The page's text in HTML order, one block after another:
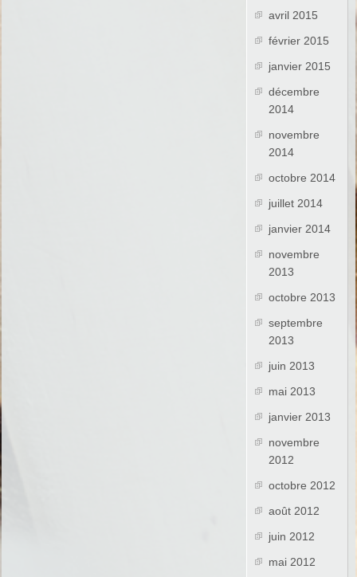
avril 2015
février 2015
janvier 2015
décembre
2014
novembre
2014
octobre 2014
juillet 2014
janvier 2014
novembre
2013
octobre 2013
septembre
2013
juin 2013
mai 2013
janvier 2013
novembre
2012
octobre 2012
août 2012
juin 2012
mai 2012